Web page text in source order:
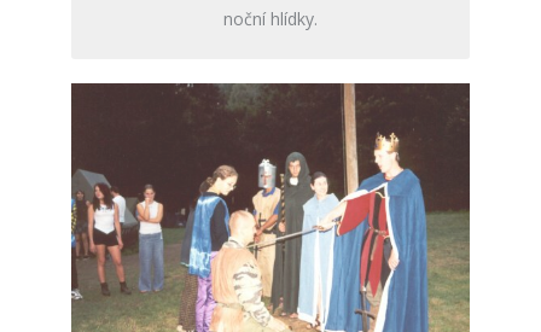
noční hlídky.